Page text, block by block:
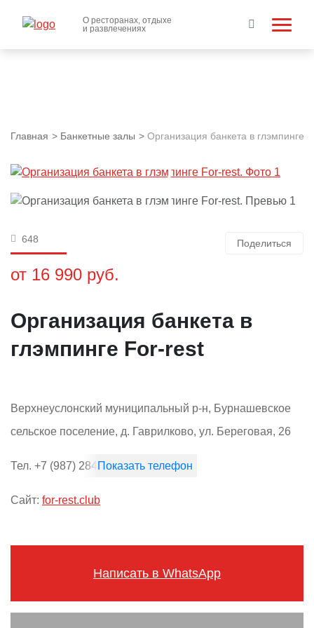
О ресторанах, отдыхе
и развлечениях
Главная Банкетные залы Организация банкета в глэмпинге
648
от 16 990 руб.
Поделиться
Организация банкета в
глэмпинге For-rest
Верхнеуслонский муниципальный р-н, Бурнашевское
сельское поселение, д. Гаврилково, ул. Береговая, 26
Тел. +7 (987) 284-77-77
Сайт: for-rest.club
Написать в WhatsApp